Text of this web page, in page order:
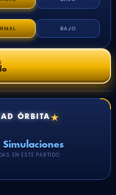
BAJO
ÓRBITA★
Simulaciones
EN ESTE PARTIDO